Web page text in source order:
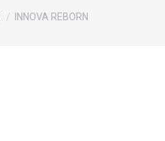
INNOVA REBORN